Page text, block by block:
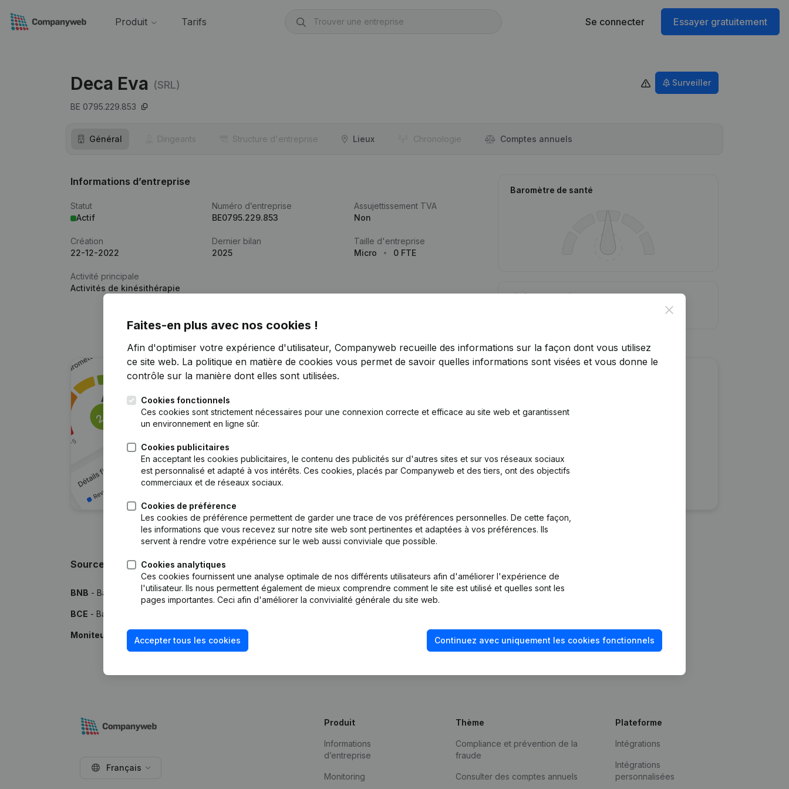
Produit Tarifs Se connecter Essayer gratuitement
Deca Eva (SRL)
BE 0795.229.853
Surveiller
Général Dirigeants Structure d'entreprise Lieux Chronologie Comptes annuels
Informations d’entreprise
Statut
Actif
Numéro d’entreprise
BE0795.229.853
Assujettissement TVA
Non
Création
22-12-2022
Dernier bilan
2025
Taille d'entreprise
Micro
0 FTE
Activité principale
Activités de kinésithérapie
Baromètre de santé
Limite de crédit
Vous recherchez plus d’informations sur cette entreprise ?
Essayer gratuitement Découvrir plus
Sources
BNB - Banque Nationale de Belgique
BCE - Banque-Carrefour des Entreprises
Moniteur - Publications par le Moniteur Belge
Close
Faites-en plus avec nos cookies !
Afin d'optimiser votre expérience d'utilisateur, Companyweb recueille des informations sur la façon dont vous utilisez
ce site web. La politique en matière de cookies vous permet de savoir quelles informations sont visées et vous donne le
contrôle sur la manière dont elles sont utilisées.
Cookies fonctionnels
Ces cookies sont strictement nécessaires pour une connexion correcte et efficace au site web et garantissent
un environnement en ligne sûr.
Cookies publicitaires
En acceptant les cookies publicitaires, le contenu des publicités sur d'autres sites et sur vos réseaux sociaux
est personnalisé et adapté à vos intérêts. Ces cookies, placés par Companyweb et des tiers, ont des objectifs
commerciaux et de réseaux sociaux.
Cookies de préférence
Les cookies de préférence permettent de garder une trace de vos préférences personnelles. De cette façon,
les informations que vous recevez sur notre site web sont pertinentes et adaptées à vos préférences. Ils
servent à rendre votre expérience sur le web aussi conviviale que possible.
Cookies analytiques
Ces cookies fournissent une analyse optimale de nos différents utilisateurs afin d'améliorer l'expérience de
l'utilisateur. Ils nous permettent également de mieux comprendre comment le site est utilisé et quelles sont les
pages importantes. Ceci afin d'améliorer la convivialité générale du site web.
Accepter tous les cookies Continuez avec uniquement les cookies fonctionnels
Français
Produit
Informations
d’entreprise
Monitoring
Thème
Compliance et prévention de la
fraude
Consulter des comptes annuels
Plateforme
Intégrations
Intégrations
personnalisées